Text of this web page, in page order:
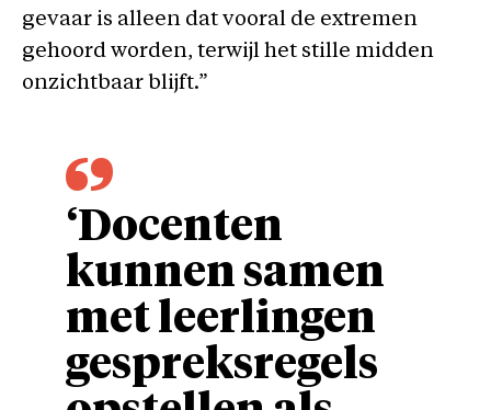
gevaar is alleen dat vooral de extremen
gehoord worden, terwijl het stille midden
onzichtbaar blijft.”
‘Docenten
kunnen samen
met leerlingen
gespreksregels